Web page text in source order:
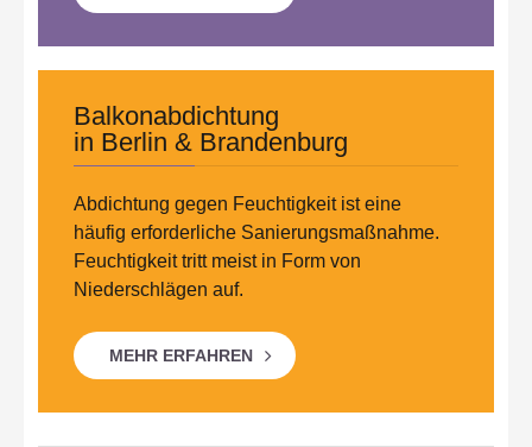
Balkonabdichtung
in Berlin & Brandenburg
Abdichtung gegen Feuchtigkeit ist eine
häufig erforderliche Sanierungsmaßnahme.
Feuchtigkeit tritt meist in Form von
Niederschlägen auf.
MEHR ERFAHREN